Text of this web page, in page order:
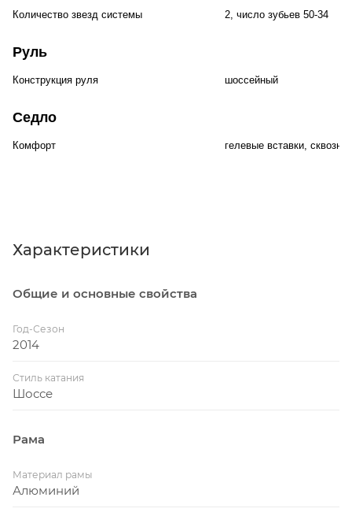
Количество звезд системы 2, число зубьев 50-34
Руль
Конструкция руля шоссейный
Седло
Комфорт гелевые вставки,
Характеристики
Общие и основные свойства
Год-Сезон
2014
Стиль катания
Шоссе
Рама
Материал рамы
Алюминий